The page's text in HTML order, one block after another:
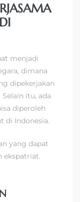
menjadi
dimana
dipekerjakan
itu, ada
diperoleh
di Indonesia.
yang dapat
ekspatriat.